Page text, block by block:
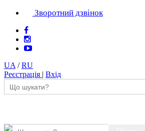
Зворотний дзвінок
UA /RU
Реєстрація | Вхід